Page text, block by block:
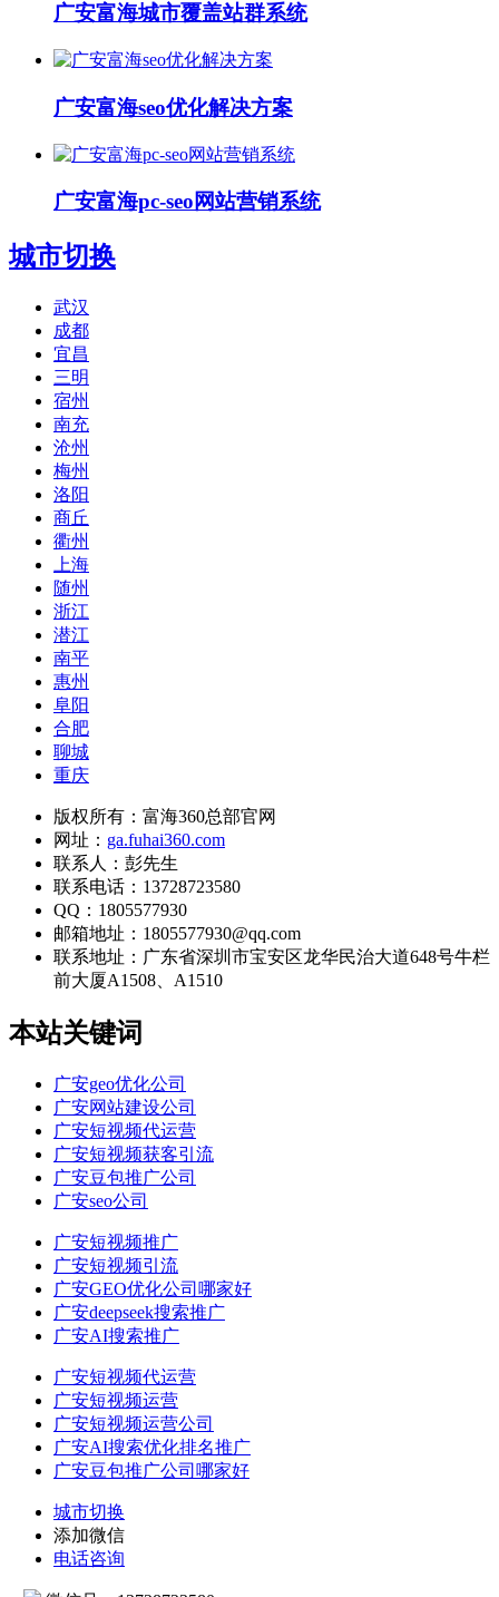
广安富海城市覆盖站群系统
广安富海seo优化解决方案
广安富海pc-seo网站营销系统
城市切换
武汉
成都
宜昌
三明
宿州
南充
沧州
梅州
洛阳
商丘
衢州
上海
随州
浙江
潜江
南平
惠州
阜阳
合肥
聊城
重庆
版权所有：富海360总部官网
网址： ga.fuhai360.com
联系人：彭先生
联系电话：13728723580
QQ：1805577930
邮箱地址：1805577930@qq.com
联系地址： 广东省深圳市宝安区龙华民治大道648号牛栏
前大厦A1508、A1510
本站关键词
广安geo优化公司
广安网站建设公司
广安短视频代运营
广安短视频获客引流
广安豆包推广公司
广安seo公司
广安短视频推广
广安短视频引流
广安GEO优化公司哪家好
广安deepseek搜索推广
广安AI搜索推广
广安短视频代运营
广安短视频运营
广安短视频运营公司
广安AI搜索优化排名推广
广安豆包推广公司哪家好
城市切换
添加微信
电话咨询